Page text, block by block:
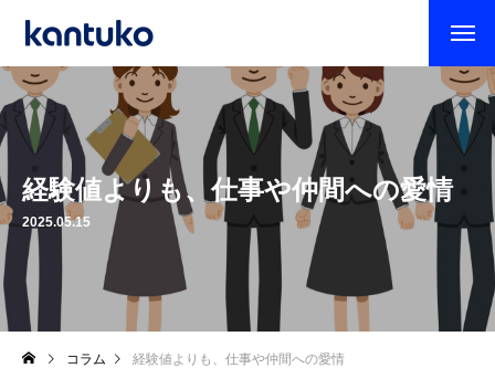
経験値よりも、仕事や仲間への愛情
2025.05.15
コラム 経験値よりも、仕事や仲間への愛情